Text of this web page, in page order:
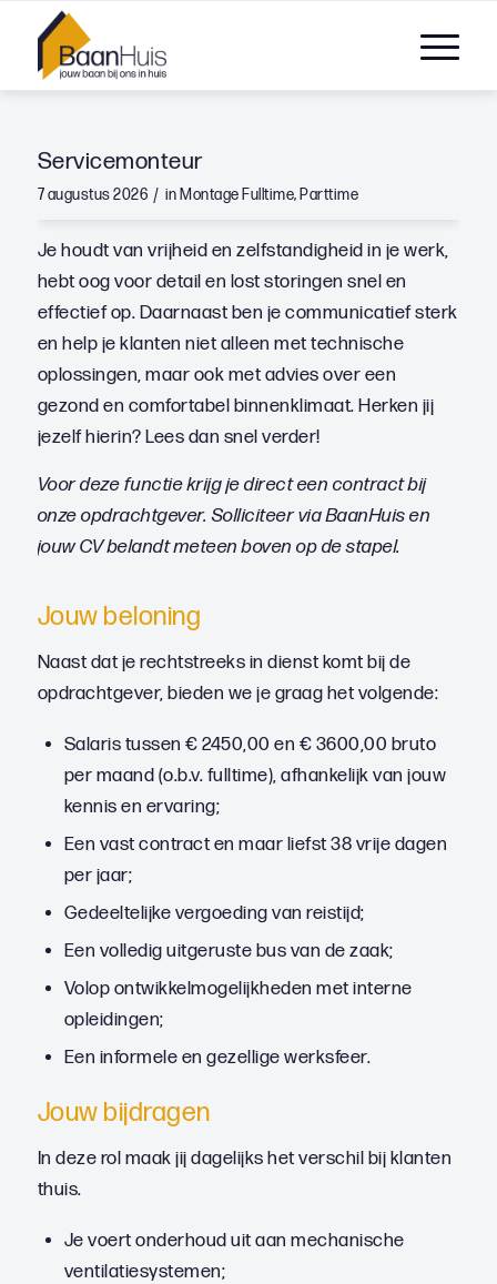
Servicemonteur
7 augustus 2026 / in Montage Fulltime, Parttime
Je houdt van vrijheid en zelfstandigheid in je werk,
hebt oog voor detail en lost storingen snel en
effectief op. Daarnaast ben je communicatief sterk
en help je klanten niet alleen met technische
oplossingen, maar ook met advies over een
gezond en comfortabel binnenklimaat. Herken jij
jezelf hierin? Lees dan snel verder!
Voor deze functie krijg je direct een contract bij
onze opdrachtgever. Solliciteer via BaanHuis en
jouw CV belandt meteen boven op de stapel.
Jouw beloning
Naast dat je rechtstreeks in dienst komt bij de
opdrachtgever, bieden we je graag het volgende:
Salaris tussen € 2450,00 en € 3600,00 bruto
per maand (o.b.v. fulltime), afhankelijk van jouw
kennis en ervaring;
Een vast contract en maar liefst 38 vrije dagen
per jaar;
Gedeeltelijke vergoeding van reistijd;
Een volledig uitgeruste bus van de zaak;
Volop ontwikkelmogelijkheden met interne
opleidingen;
Een informele en gezellige werksfeer.
Jouw bijdragen
In deze rol maak jij dagelijks het verschil bij klanten
thuis.
Je voert onderhoud uit aan mechanische
ventilatiesystemen;